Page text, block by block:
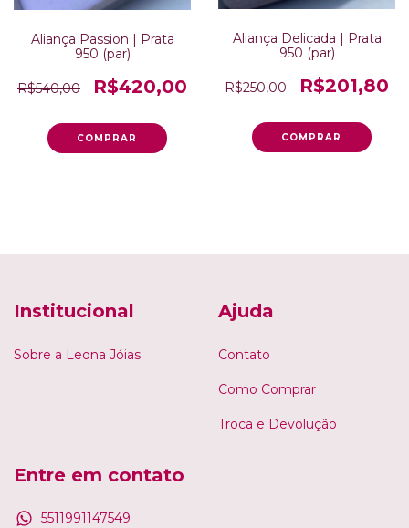
Aliança Passion | Prata
950 (par)
R$540,00 R$420,00
Aliança Delicada | Prata
950 (par)
R$250,00 R$201,80
Institucional
Sobre a Leona Jóias
Ajuda
Contato
Como Comprar
Troca e Devolução
Entre em contato
5511991147549